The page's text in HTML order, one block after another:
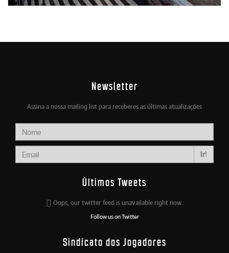
Newsletter
Assina a nossa mailing list para receberes as últimas atualizações
Ir!
Últimos Tweets
Oops, our twitter feed is unavailable right now.
Follow us on Twitter
Sindicato dos Jogadores